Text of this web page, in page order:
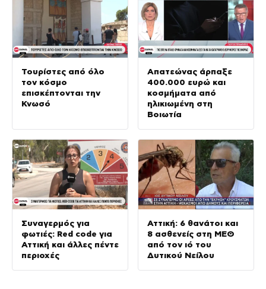
Τουρίστες από όλο
τον κόσμο
επισκέπτονται την
Κνωσό
Απατεώνας άρπαξε
400.000 ευρώ και
κοσμήματα από
ηλικιωμένη στη
Βοιωτία
Συναγερμός για
φωτιές: Red code για
Αττική και άλλες πέντε
περιοχές
Αττική: 6 θανάτοι και
8 ασθενείς στη ΜΕΘ
από τον ιό του
Δυτικού Νείλου